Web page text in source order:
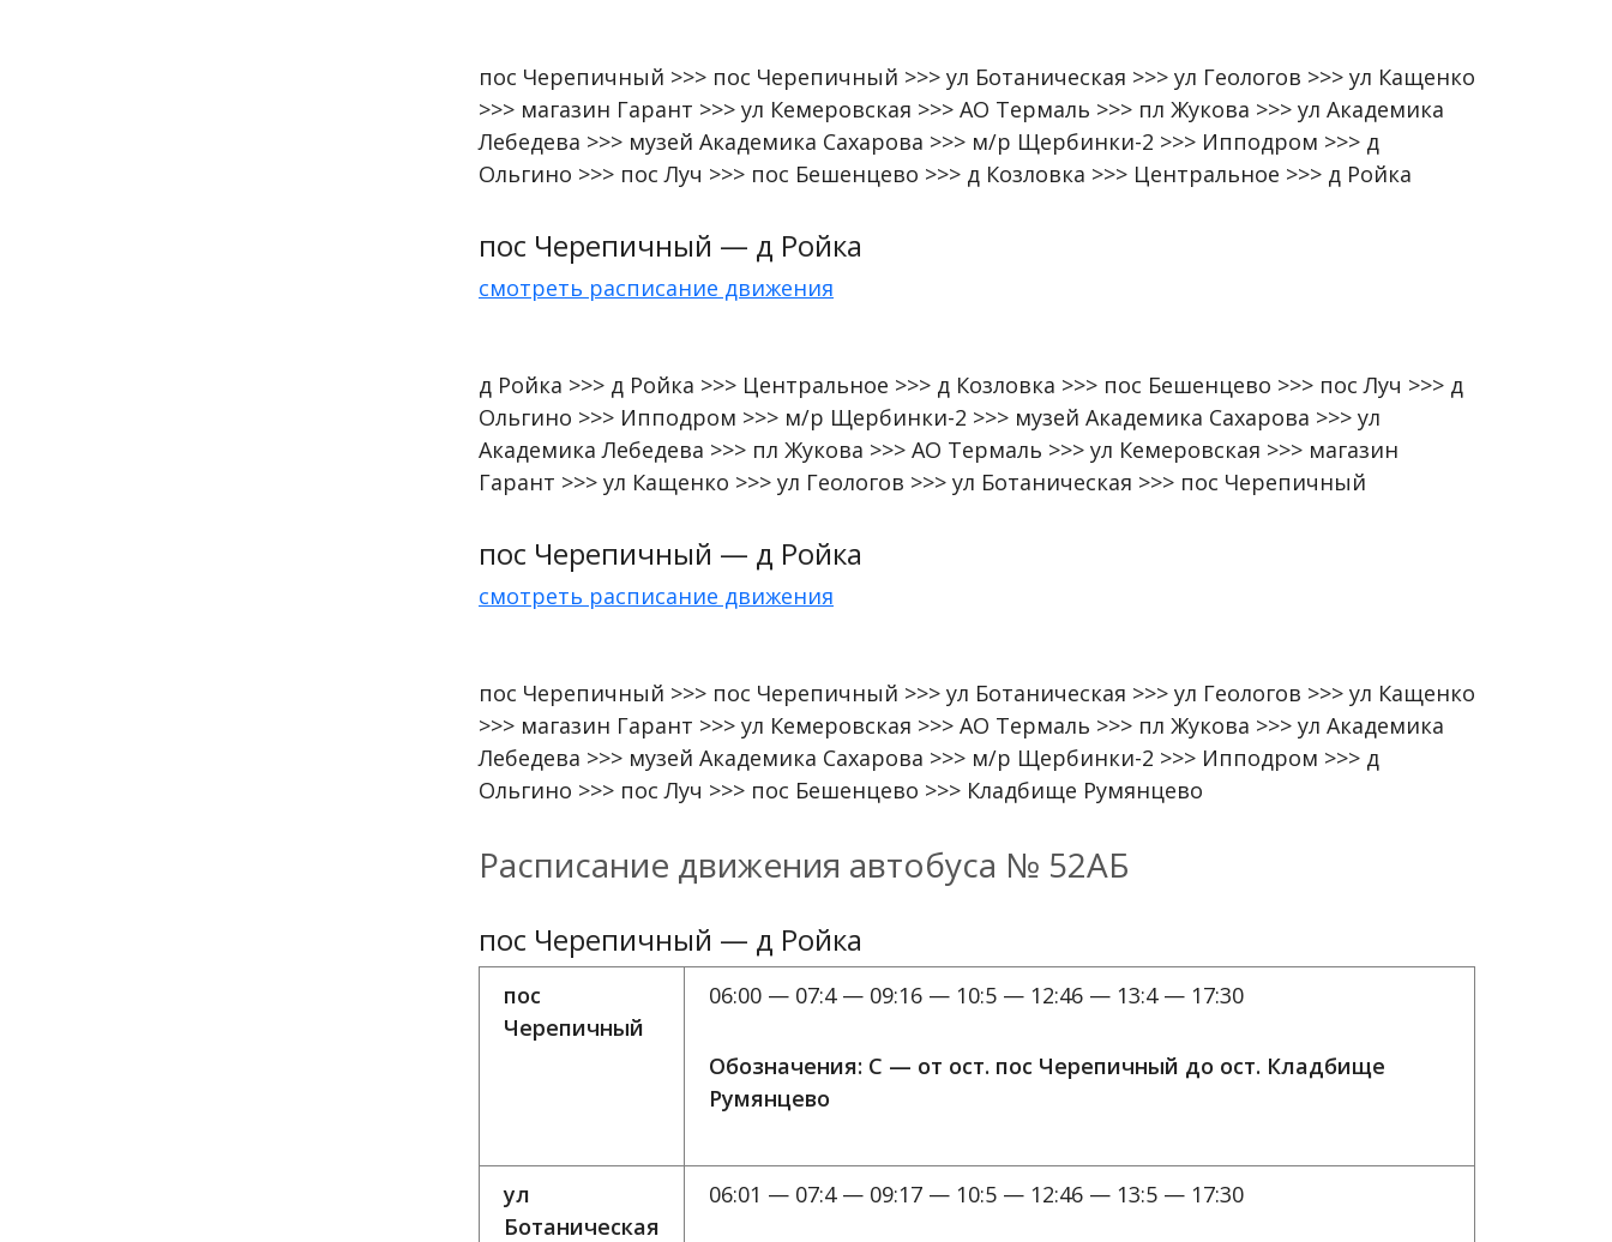
пос Черепичный >>> пос Черепичный >>> ул Ботаническая >>> ул Геологов >>> ул Кащенко
>>> магазин Гарант >>> ул Кемеровская >>> АО Термаль >>> пл Жукова >>> ул Академика
Лебедева >>> музей Академика Сахарова >>> м/р Щербинки-2 >>> Ипподром >>> д
Ольгино >>> пос Луч >>> пос Бешенцево >>> д Козловка >>> Центральное >>> д Ройка
пос Черепичный — д Ройка
смотреть расписание движения
д Ройка >>> д Ройка >>> Центральное >>> д Козловка >>> пос Бешенцево >>> пос Луч >>> д
Ольгино >>> Ипподром >>> м/р Щербинки-2 >>> музей Академика Сахарова >>> ул
Академика Лебедева >>> пл Жукова >>> АО Термаль >>> ул Кемеровская >>> магазин
Гарант >>> ул Кащенко >>> ул Геологов >>> ул Ботаническая >>> пос Черепичный
пос Черепичный — д Ройка
смотреть расписание движения
пос Черепичный >>> пос Черепичный >>> ул Ботаническая >>> ул Геологов >>> ул Кащенко
>>> магазин Гарант >>> ул Кемеровская >>> АО Термаль >>> пл Жукова >>> ул Академика
Лебедева >>> музей Академика Сахарова >>> м/р Щербинки-2 >>> Ипподром >>> д
Ольгино >>> пос Луч >>> пос Бешенцево >>> Кладбище Румянцево
Расписание движения автобуса № 52АБ
пос Черепичный — д Ройка
пос
Черепичный
06:00 — 07:4 — 09:16 — 10:5 — 12:46 — 13:4 — 17:30
Обозначения: C — от ост. пос Черепичный до ост. Кладбище
Румянцево
ул
Ботаническая
06:01 — 07:4 — 09:17 — 10:5 — 12:46 — 13:5 — 17:30